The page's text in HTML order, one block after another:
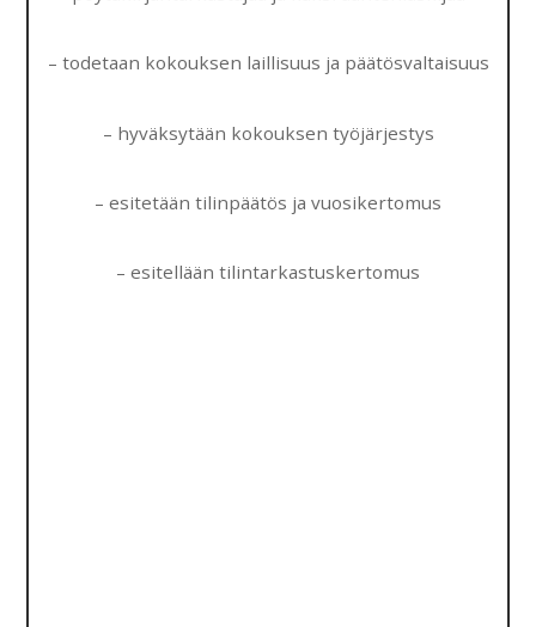
– todetaan kokouksen laillisuus ja päätösvaltaisuus
– hyväksytään kokouksen työjärjestys
– esitetään tilinpäätös ja vuosikertomus
– esitellään tilintarkastuskertomus